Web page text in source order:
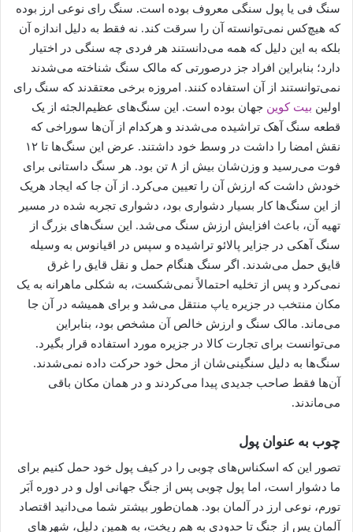
سنگ فی یا پول سنگی معروف بوده است. سنگ رای نوعی ارز بوده
که هیچ‌کس نمی‌توانسته آن را سرقت کند. نه فقط به دلیل اندازه آن
بلکه به این دلیل که همه می‌دانستند هر فردی چه سنگی در اختیار
دارد؛ بنابراین افراد جز درصورتی که مالک سنگ شناخته می‌شدند
نمی‌توانستند از آن استفاده کنند. امروزه برخی معتقدند که سنگ رای
اولین بیت کوین جهان بوده است. این سنگ‌های عظیم‌الجثه از یک
قطعه سنگ آهک تراشیده می‌شدند و هرکدام از آن‌ها سوراخی که
نقش امضا را داشت در وسط خود داشتند. عرض این سنگ‌ها تا ۱۲
فوت می‌رسید و وزن‌شان بیش از ۸ تن بود. هر سنگ داستانی برای
خودش داشت که ارزش آن را تعیین می‌کرد. از آن جا که ایجاد هریک
از این سنگ‌ها کار بسیار دشواری بود، دشواری تجربه شده در مسیر
تهیه آن، باعث افزایش ارزش سنگ می‌شد. این سنگ‌های بزرگ از
سنگ آهکی در جزایر پالائو تراشیده و سپس در اقیانوس به وسیله
قایق حمل می‌شدند. اگر سنگ هنگام حمل و نقل قایق را غرق
نمی‌کرد و پس از تخلیه احتمالاً نمی‌شکست، به شکلی ماهرانه به یک
مکان منتخب در جزیره یاپ منتقل می‌شد و برای همیشه در آن جا
می‌ماند. مالک سنگ و ارزش خالص آن مشخص بود، بنابراین
می‌توانست برای تجارت کالا در جزیره مورد استفاده قرار بگیرد.
سنگ‌ها به دلیل سنگینی‌شان از محل خود حرکت داده نمی‌شدند.
آن‌ها فقط صاحب جدیدی پیدا می‌کردند و در همان مکان باقی
می‌ماندند.
چوب به عنوان پول
تصور این که اسکناس‌های چوبی را در کیف پول خود حمل کنیم برای
ما دشوار است، اما پول چوبی پس از جنگ جهانی اول و در دوره اَبَر
تورم، نوعی ارز در آلمان بود. همان‌طور بیشتر شما می‌دانید اقتصاد
آلمان پس از جنگ تا حدودی به هم ریخت، به همین دلیل، شهرهای